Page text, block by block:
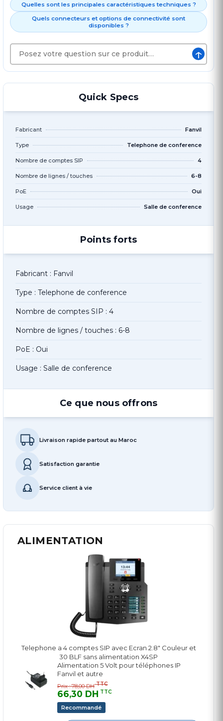
Quelles sont les principales caractéristiques techniques ?
Quels connecteurs et options de connectivité sont
disponibles ?
↑
Quick Specs
Fabricant Fanvil
Type Telephone de conference
Nombre de comptes SIP 4
Nombre de lignes / touches 6-8
PoE Oui
Usage Salle de conference
Points forts
Fabricant : Fanvil
Type : Telephone de conference
Nombre de comptes SIP : 4
Nombre de lignes / touches : 6-8
PoE : Oui
Usage : Salle de conference
Ce que nous offrons
Livraison rapide partout au Maroc
Satisfaction garantie
Service client à vie
ALIMENTATION
Telephone a 4 comptes SIP avec Ecran 2.8" Couleur et
30 BLF sans alimentation X4SP
Alimentation 5 Volt pour téléphones IP
Fanvil et autre
Prix : 78,00 DHTTC
66,30 DH TTC
Recommandé